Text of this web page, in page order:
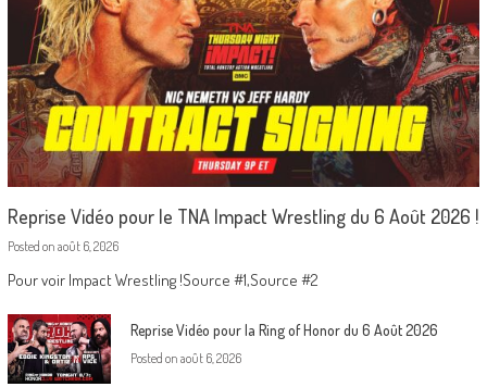
Reprise Vidéo pour le TNA Impact Wrestling du 6 Août 2026 !
Posted on août 6, 2026
Pour voir Impact Wrestling !Source #1,Source #2
Reprise Vidéo pour la Ring of Honor du 6 Août 2026
Posted on août 6, 2026